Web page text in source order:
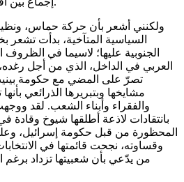
ولكنني أشعر بأن حركة حماس،
السياسية المتآخية، بدأت تشعر
الجنوبية عليها؛ لاسيما في
العربي في الداخل، الذي من أجل
تصرّ على المضي مع حكومة
مشايخها وبتبريرها الذرائعي
والفقراء وأبناء الشعب. لقد
بانتقادات لاذعة أطلقها شيوخ وقادة
المحظورة من قبل حكومة إسرائيل،
وقساوته، نجحت قائمتها في
من يدّعي بأن شعبيتها تزداد برغم